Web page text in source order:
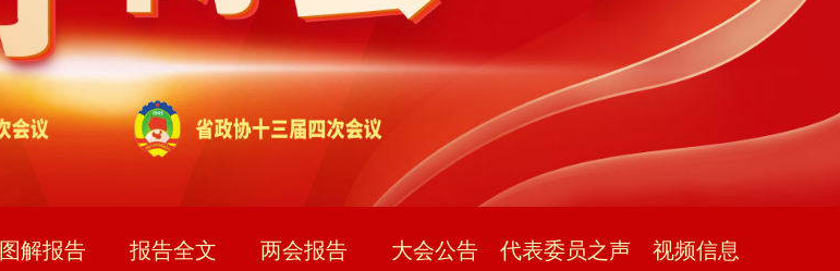
图解报告 报告全文 两会报告 大会公告 代表委员之声 视频信息